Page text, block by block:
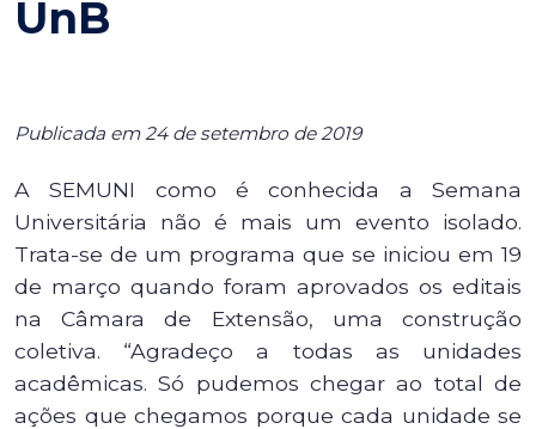
UnB
Publicada em 24 de setembro de 2019
A SEMUNI como é conhecida a Semana
Universitária não é mais um evento isolado.
Trata-se de um programa que se iniciou em 19
de março quando foram aprovados os editais
na Câmara de Extensão, uma construção
coletiva. “Agradeço a todas as unidades
acadêmicas. Só pudemos chegar ao total de
ações que chegamos porque cada unidade se